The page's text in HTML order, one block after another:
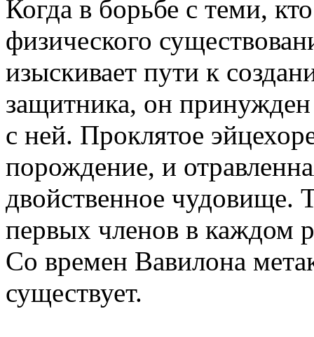
Когда в борьбе с теми,
физического
изыскивает пути к
защитника, он принужден
с ней. Проклятое
порождение, и
двойственное чудовище.
первых членов в каждом
Со времен Вавилона
существует.